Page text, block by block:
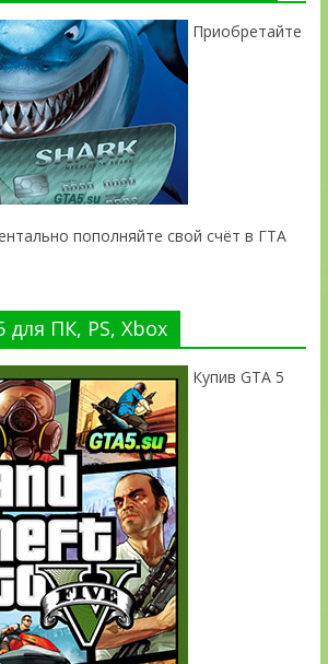
Приобретайте
пополняйте свой счёт в ГТА
для ПК, PS, Xbox
Купив GTA 5